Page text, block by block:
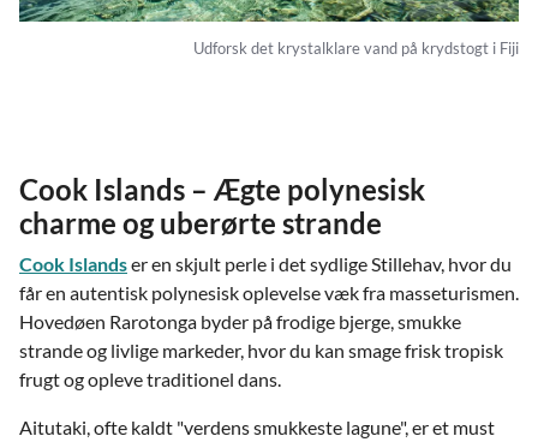
Udforsk det krystalklare vand på krydstogt i Fiji
Cook Islands – Ægte polynesisk
charme og uberørte strande
Cook Islandser en skjult perle i det sydlige Stillehav, hvor du
får en autentisk polynesisk oplevelse væk fra masseturismen.
Hovedøen Rarotonga byder på frodige bjerge, smukke
strande og livlige markeder, hvor du kan smage frisk tropisk
frugt og opleve traditionel dans.
Aitutaki, ofte kaldt "verdens smukkeste lagune", er et must